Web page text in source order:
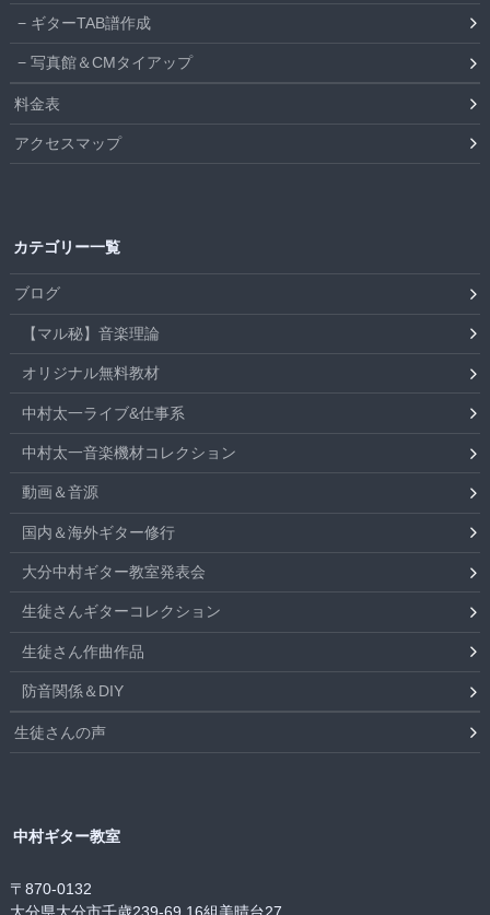
ギターTAB譜作成
写真館＆CMタイアップ
料金表
アクセスマップ
カテゴリー一覧
ブログ
【マル秘】音楽理論
オリジナル無料教材
中村太一ライブ&仕事系
中村太一音楽機材コレクション
動画＆音源
国内＆海外ギター修行
大分中村ギター教室発表会
生徒さんギターコレクション
生徒さん作曲作品
防音関係＆DIY
生徒さんの声
中村ギター教室
〒870-0132